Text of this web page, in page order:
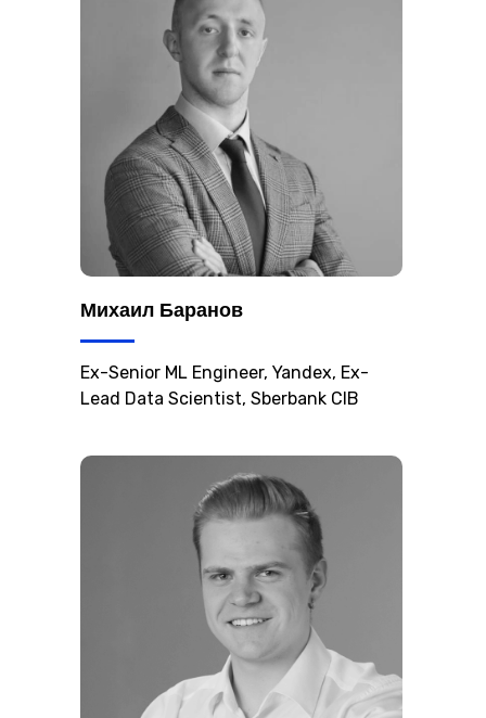
Михаил Баранов
Ex-Senior ML Engineer, Yandex, Ex-
Lead Data Scientist, Sberbank CIB